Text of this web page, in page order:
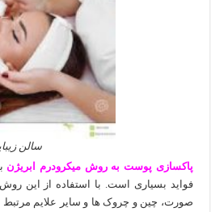
سالن
پاکسازی پوست به روش میکرودرم ابریژن
فواید بسیاری است. با استفاده از این
صورت، چین و چروک ها و سایر علایم مرتبط